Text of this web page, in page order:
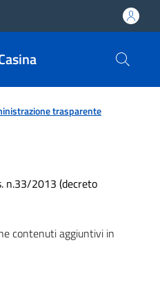
trasparente
n.33/2013 (decreto
contenuti aggiuntivi in